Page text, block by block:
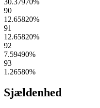
90
12.65820%
91
12.65820%
92
7.59490%
93
1.26580%
Sjældenhed